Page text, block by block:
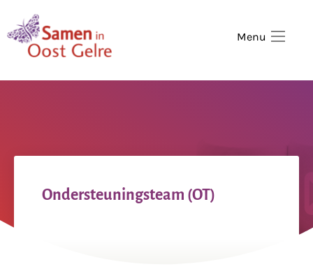
Menu
Ondersteuningsteam (OT)